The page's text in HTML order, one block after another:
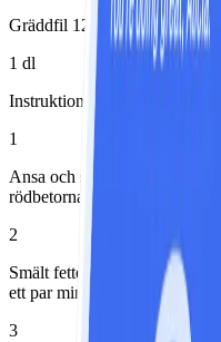
Gräddfil 12%
1 dl
Instruktioner
1
Ansa och skär alla
rödbetorna.
2
Smält fettet i en gryta eller
ett par minuter.
3